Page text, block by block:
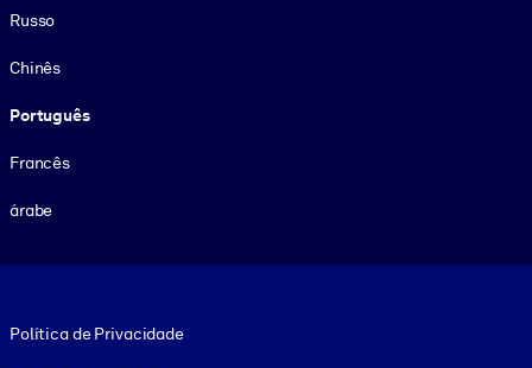
Russo
Chinês
Português
Francês
árabe
Política de Privacidade